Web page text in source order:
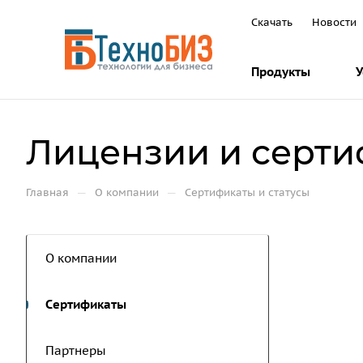
Скачать Новости
Продукты
Лицензии и
Главная — О компании — Сертификаты и статусы
О компании
Cертификаты
Партнеры